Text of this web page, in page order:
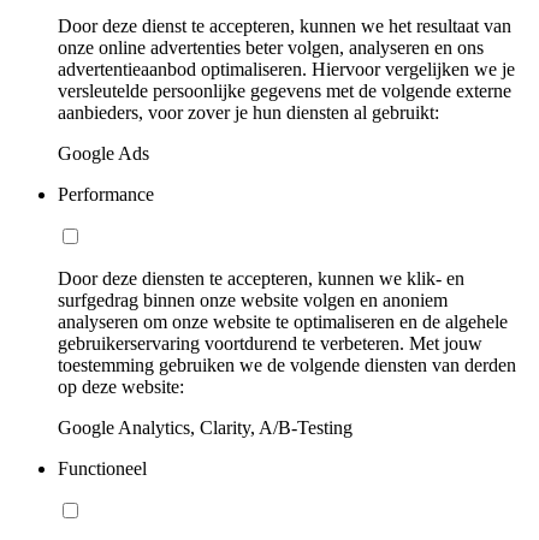
Door deze dienst te accepteren, kunnen we het resultaat van
onze online advertenties beter volgen, analyseren en ons
advertentieaanbod optimaliseren. Hiervoor vergelijken we je
versleutelde persoonlijke gegevens met de volgende externe
aanbieders, voor zover je hun diensten al gebruikt:
Google Ads
Performance
Door deze diensten te accepteren, kunnen we klik- en
surfgedrag binnen onze website volgen en anoniem
analyseren om onze website te optimaliseren en de algehele
gebruikerservaring voortdurend te verbeteren. Met jouw
toestemming gebruiken we de volgende diensten van derden
op deze website:
Google Analytics, Clarity, A/B-Testing
Functioneel